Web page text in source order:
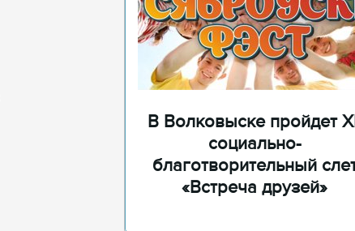
В Волковыске пройдет
социально-
благотворительный
«Встреча друзей»